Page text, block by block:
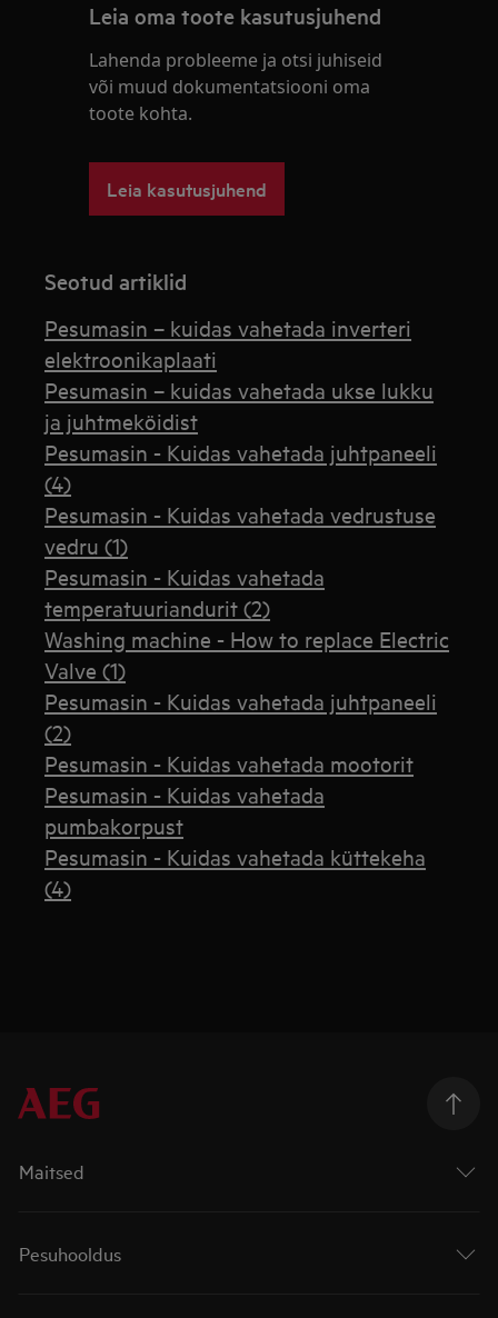
Leia oma toote kasutusjuhend
Lahenda probleeme ja otsi juhiseid
või muud dokumentatsiooni oma
toote kohta.
Leia kasutusjuhend
Seotud artiklid
Pesumasin – kuidas vahetada inverteri
elektroonikaplaati
Pesumasin – kuidas vahetada ukse lukku
ja juhtmeköidist
Pesumasin - Kuidas vahetada juhtpaneeli
(4)
Pesumasin - Kuidas vahetada vedrustuse
vedru (1)
Pesumasin - Kuidas vahetada
temperatuuriandurit (2)
Washing machine - How to replace Electric
Valve (1)
Pesumasin - Kuidas vahetada juhtpaneeli
(2)
Pesumasin - Kuidas vahetada mootorit
Pesumasin - Kuidas vahetada
pumbakorpust
Pesumasin - Kuidas vahetada küttekeha
(4)
Maitsed
Pesuhooldus